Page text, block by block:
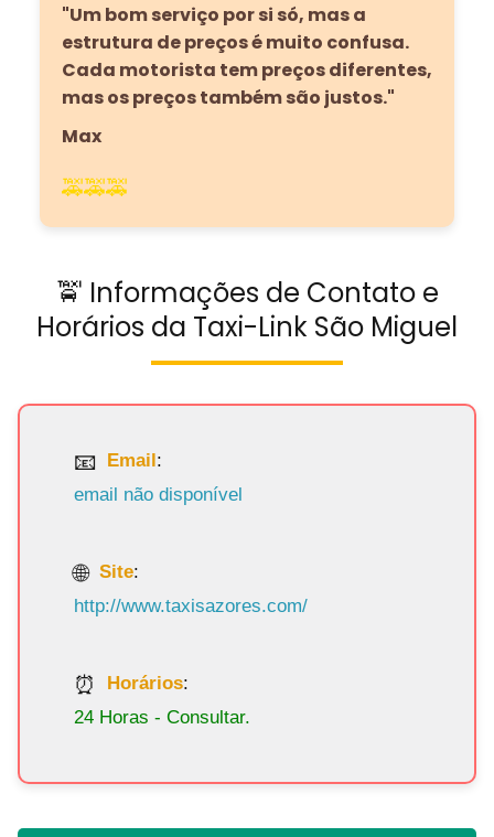
"Um bom serviço por si só, mas a
estrutura de preços é muito confusa.
Cada motorista tem preços diferentes,
mas os preços também são justos."
Max
🚕🚕🚕
🚖 Informações de Contato e
Horários da Taxi-Link São Miguel
Email:
email não disponível
Site:
http://www.taxisazores.com/
Horários:
24 Horas - Consultar.